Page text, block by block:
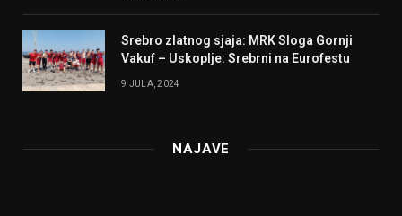
Srebro zlatnog sjaja: MRK Sloga Gornji
Vakuf – Uskoplje: Srebrni na Eurofestu
9 JULA, 2024
NAJAVE